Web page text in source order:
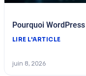
Pourquoi
LIRE L'ARTICLE
juin 8, 2026